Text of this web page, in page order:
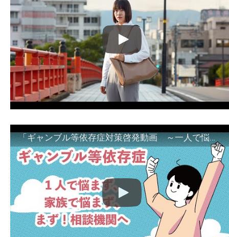
「ギャンブル等依存症対策啓発動画 ～一人で悩まず、家族で悩まず、まず！相談機関へ～」